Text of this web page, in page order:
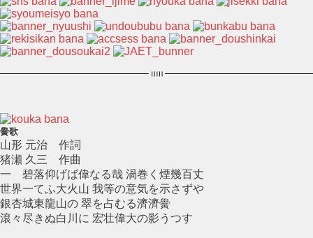
黌歌
山形 元治 作詞
猪瀬 久三 作曲
一 碧落仰げば偉なる哉 渦巻く煙幾百丈
世界一てふ大火山 我等の意気を示さずや
銀杏城東龍山の 翠を占むる濟濟黌
滾々尽きぬ白川に 宏壮偉大の影うつす